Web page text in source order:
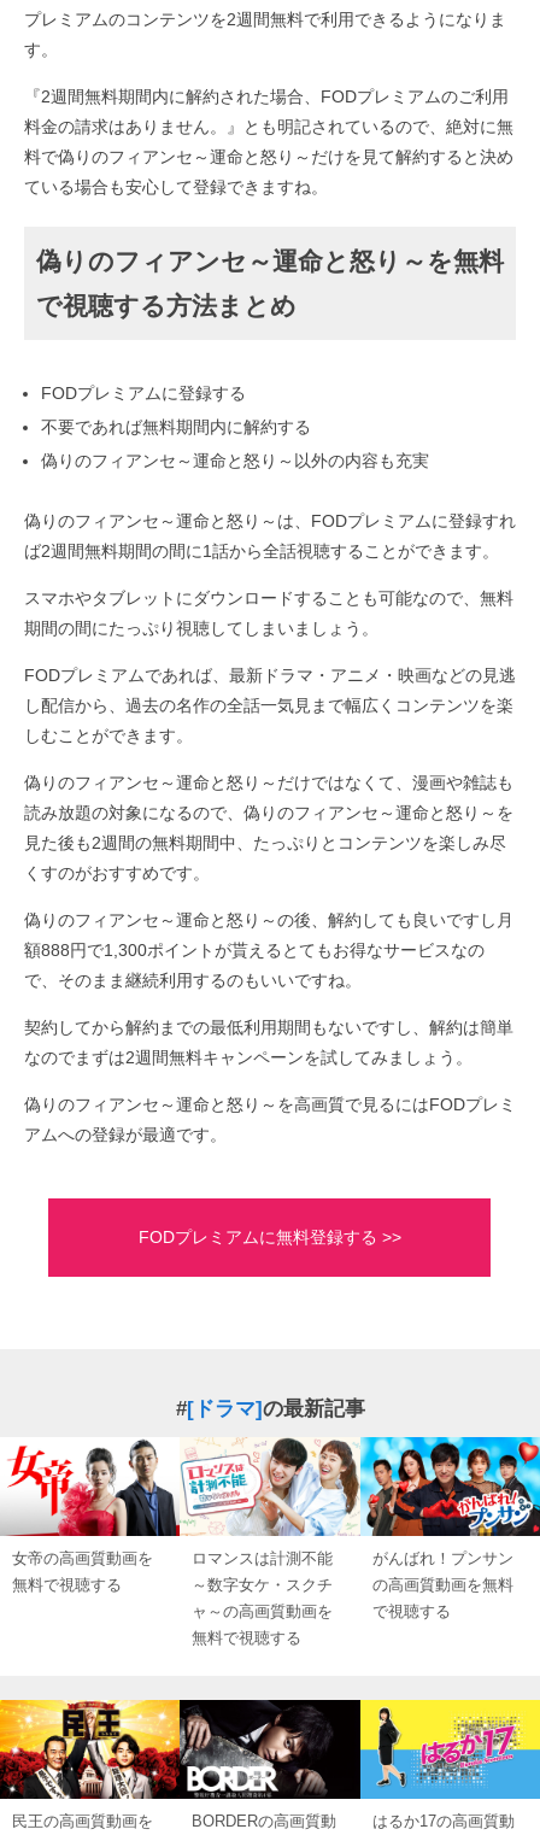
プレミアムのコンテンツを2週間無料で利用できるようになりま
す。
『2週間無料期間内に解約された場合、FODプレミアムのご利用
料金の請求はありません。』とも明記されているので、絶対に無
料で偽りのフィアンセ～運命と怒り～だけを見て解約すると決め
ている場合も安心して登録できますね。
偽りのフィアンセ～運命と怒り～を無料
で視聴する方法まとめ
FODプレミアムに登録する
不要であれば無料期間内に解約する
偽りのフィアンセ～運命と怒り～以外の内容も充実
偽りのフィアンセ～運命と怒り～は、FODプレミアムに登録すれ
ば2週間無料期間の間に1話から全話視聴することができます。
スマホやタブレットにダウンロードすることも可能なので、無料
期間の間にたっぷり視聴してしまいましょう。
FODプレミアムであれば、最新ドラマ・アニメ・映画などの見逃
し配信から、過去の名作の全話一気見まで幅広くコンテンツを楽
しむことができます。
偽りのフィアンセ～運命と怒り～だけではなくて、漫画や雑誌も
読み放題の対象になるので、偽りのフィアンセ～運命と怒り～を
見た後も2週間の無料期間中、たっぷりとコンテンツを楽しみ尽
くすのがおすすめです。
偽りのフィアンセ～運命と怒り～の後、解約しても良いですし月
額888円で1,300ポイントが貰えるとてもお得なサービスなの
で、そのまま継続利用するのもいいですね。
契約してから解約までの最低利用期間もないですし、解約は簡単
なのでまずは2週間無料キャンペーンを試してみましょう。
偽りのフィアンセ～運命と怒り～を高画質で見るにはFODプレミ
アムへの登録が最適です。
FODプレミアムに無料登録する >>
#[ドラマ]の最新記事
女帝の高画質動画を
無料で視聴する
ロマンスは計測不能
～数字女ケ・スクチ
ャ～の高画質動画を
無料で視聴する
がんばれ！プンサン
の高画質動画を無料
で視聴する
民王の高画質動画を BORDERの高画質動 はるか17の高画質動